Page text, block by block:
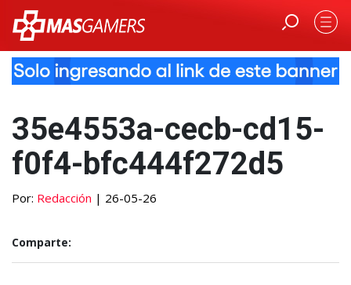
35e4553a-cecb-cd15-
f0f4-bfc444f272d5
Por: Redacción | 26-05-26
Comparte: